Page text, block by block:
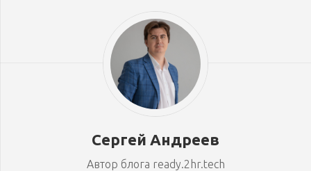
Сергей Андреев
Автор блога ready.2hr.tech